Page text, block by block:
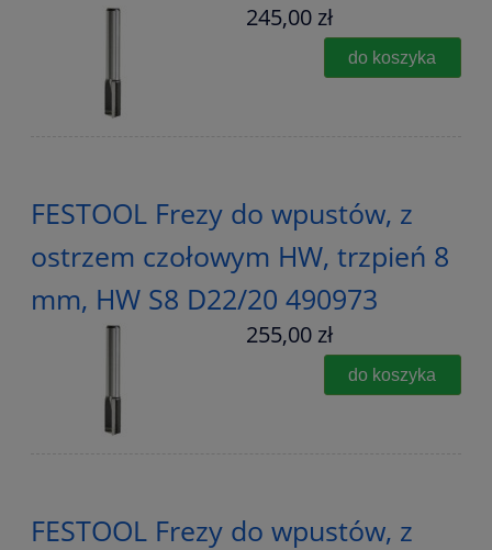
245,00 zł
do koszyka
FESTOOL Frezy do wpustów, z
ostrzem czołowym HW, trzpień 8
mm, HW S8 D22/20 490973
255,00 zł
do koszyka
FESTOOL Frezy do wpustów, z